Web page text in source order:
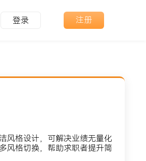
登录 注册
风格设计，可解决业绩无量化
风格切换，帮助求职者提升简